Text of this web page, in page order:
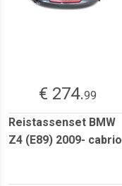
€ 274.99
Reistassenset BMW
Z4 (E89) 2009- cabrio